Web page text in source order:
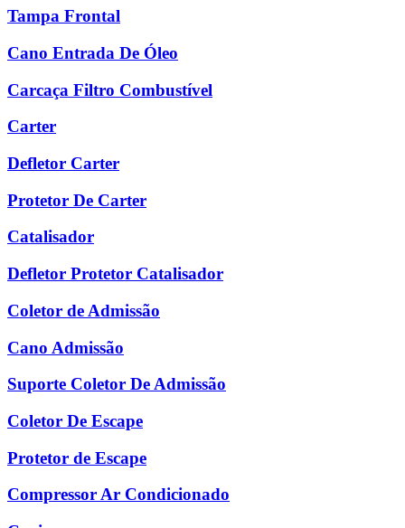
Tampa Frontal
Cano Entrada De Óleo
Carcaça Filtro Combustível
Carter
Defletor Carter
Protetor De Carter
Catalisador
Defletor Protetor Catalisador
Coletor de Admissão
Cano Admissão
Suporte Coletor De Admissão
Coletor De Escape
Protetor de Escape
Compressor Ar Condicionado